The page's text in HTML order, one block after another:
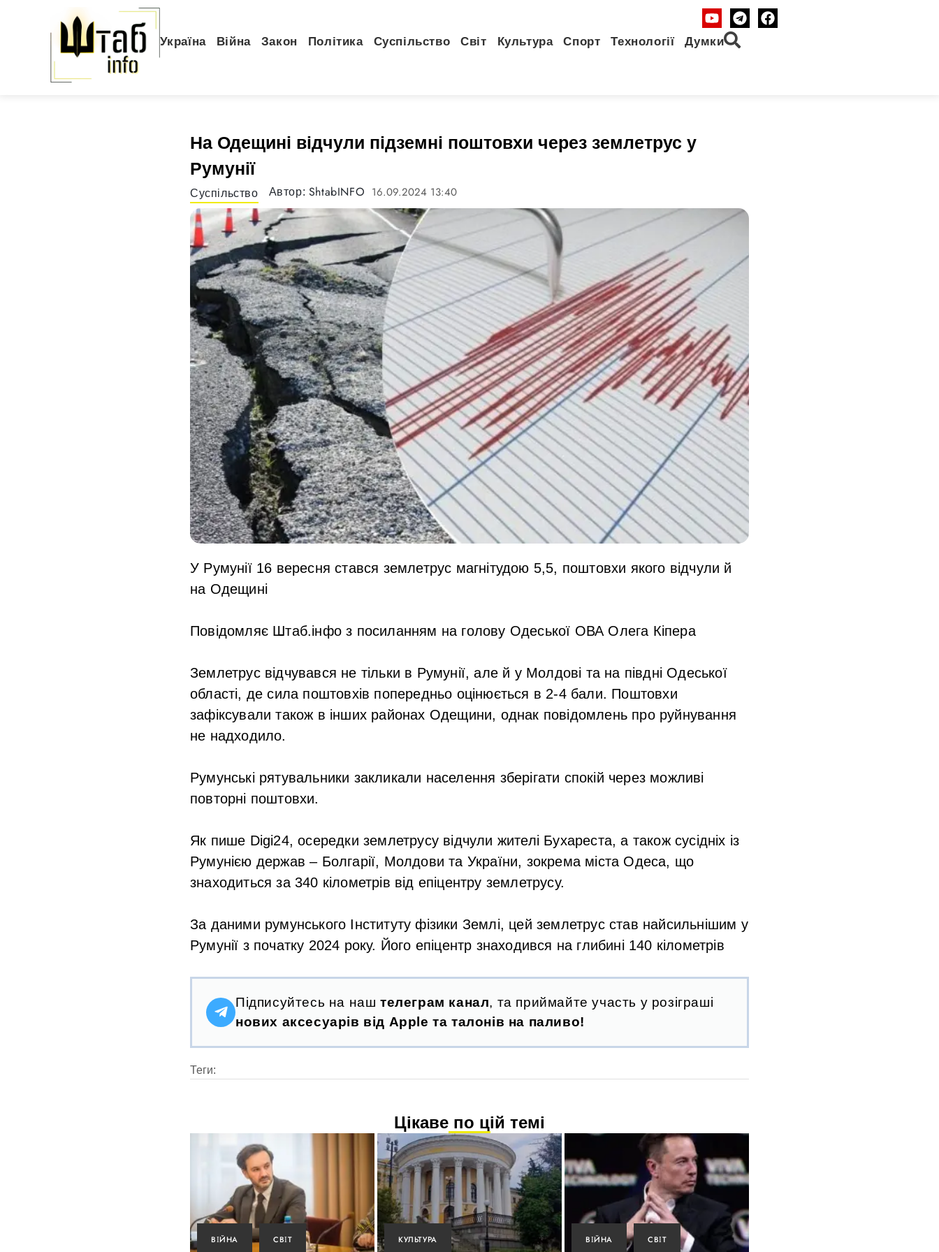
Україна Війна Закон Політика Суспільство Світ Культура Спорт Технології Думки
На Одещині відчули підземні поштовхи через землетрус у
Румунії
Суспільство Автор: ShtabINFO 16.09.2024 13:40
У Румунії 16 вересня стався землетрус магнітудою 5,5, поштовхи якого відчули й
на Одещині
Повідомляє Штаб.інфо з посиланням на голову Одеської ОВА Олега Кіпера
Землетрус відчувався не тільки в Румунії, але й у Молдові та на півдні Одеської
області, де сила поштовхів попередньо оцінюється в 2-4 бали. Поштовхи
зафіксували також в інших районах Одещини, однак повідомлень про руйнування
не надходило.
Румунські рятувальники закликали населення зберігати спокій через можливі
повторні поштовхи.
Як пише Digi24, осередки землетрусу відчули жителі Бухареста, а також сусідніх із
Румунією держав – Болгарії, Молдови та України, зокрема міста Одеса, що
знаходиться за 340 кілометрів від епіцентру землетрусу.
За даними румунського Інституту фізики Землі, цей землетрус став найсильнішим у
Румунії з початку 2024 року. Його епіцентр знаходився на глибині 140 кілометрів
Підписуйтесь на наш телеграм канал, та приймайте участь у розіграші
нових аксесуарів від Apple та талонів на паливо!
Теги:
Цікаве по цій темі
ВІЙНА СВІТ КУЛЬТУРА ВІЙНА СВІТ